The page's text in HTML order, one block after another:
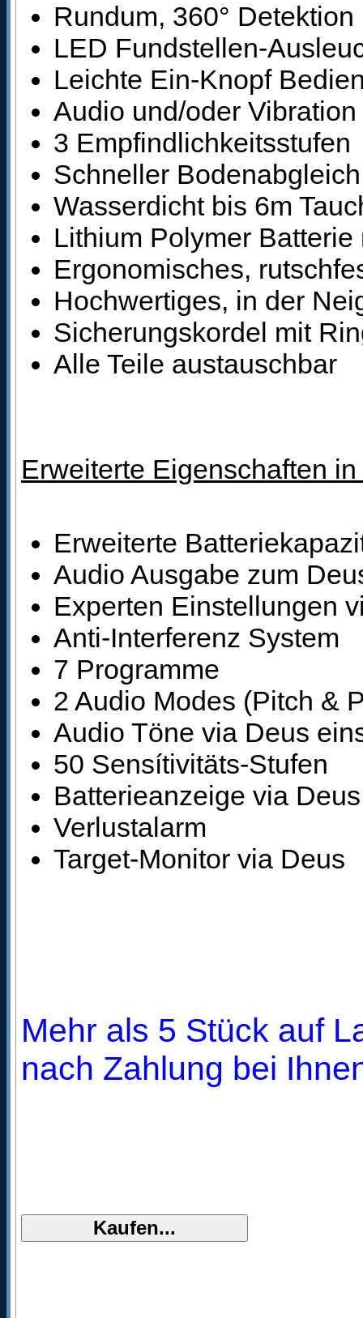
Rundum, 360° Detektion
LED Fundstellen-
Leichte Ein-Knopf
Audio und/oder
3 Empfindlichkeitsstufen
Schneller Bodenabgleich
Wasserdicht bis 6m
Lithium Polymer
Ergonomisches,
Hochwertiges, in der
Sicherungskordel mit
Alle Teile austauschbar
Erweiterte Eigenschaften
Erweiterte
Audio Ausgabe zum
Experten Einstellungen
Anti-Interferenz System
7 Programme
2 Audio Modes (Pitch &
Audio Töne via Deus
50 Sensítivitäts-Stufen
Batterieanzeige via Deus
Verlustalarm
Target-Monitor via Deus
Mehr als 5 Stück auf
nach Zahlung bei